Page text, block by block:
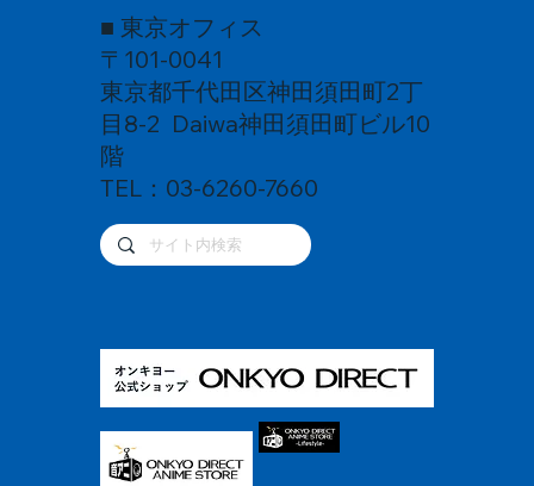
■ 東京オフィス
〒101-0041
東京都千代田区神田須田町2丁
目8-2 Daiwa神田須田町ビル10
階
TEL：03-6260-7660